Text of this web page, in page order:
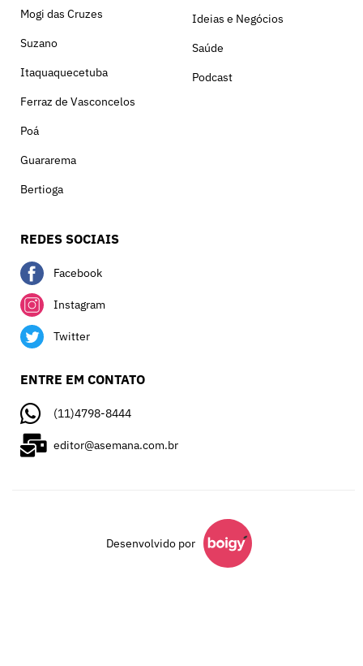
Mogi das Cruzes
Suzano
Itaquaquecetuba
Ferraz de Vasconcelos
Poá
Guararema
Bertioga
Ideias e Negócios
Saúde
Podcast
REDES SOCIAIS
Facebook
Instagram
Twitter
ENTRE EM CONTATO
(11)4798-8444
editor@asemana.com.br
Desenvolvido por